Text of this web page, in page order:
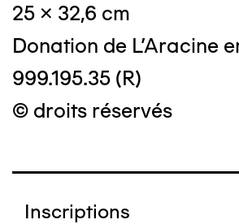
25 x 32,6 cm
Donation de L'Aracine
999.195.35 (R)
© droits réservés
Inscriptions